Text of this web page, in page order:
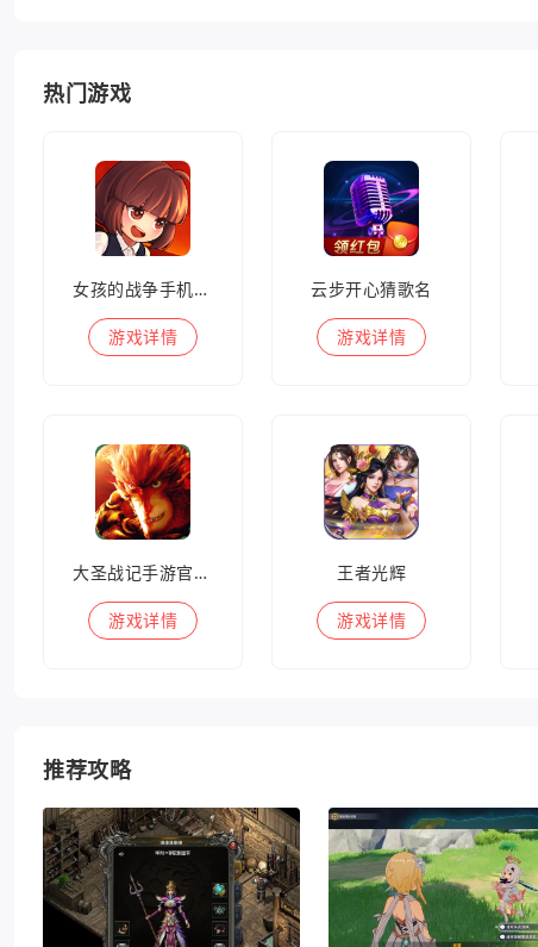
热门游戏
女孩的战争手机版(暂未上线)
游戏详情
云步开心猜歌名
游戏详情
大圣战记手游官方版
游戏详情
王者光辉
游戏详情
推荐攻略